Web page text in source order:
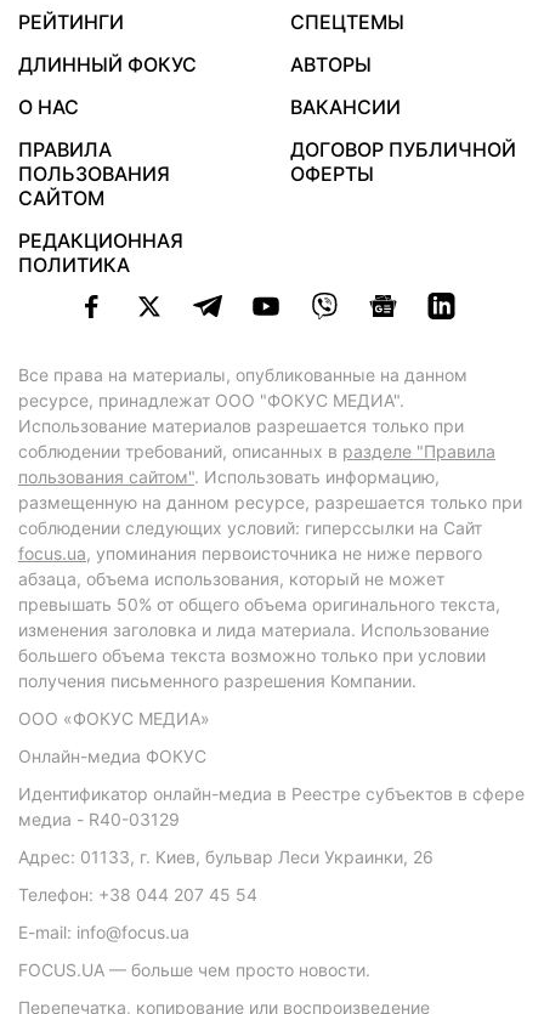
РЕЙТИНГИ
СПЕЦТЕМЫ
ДЛИННЫЙ ФОКУС
АВТОРЫ
О НАС
ВАКАНСИИ
ПРАВИЛА
ПОЛЬЗОВАНИЯ
САЙТОМ
ДОГОВОР ПУБЛИЧНОЙ
ОФЕРТЫ
РЕДАКЦИОННАЯ
ПОЛИТИКА
Все права на материалы, опубликованные на данном
ресурсе, принадлежат ООО "ФОКУС МЕДИА".
Использование материалов разрешается только при
соблюдении требований, описанных в разделе "Правила
пользования сайтом". Использовать информацию,
размещенную на данном ресурсе, разрешается только при
соблюдении следующих условий: гиперссылки на Сайт
focus.ua, упоминания первоисточника не ниже первого
абзаца, объема использования, который не может
превышать 50% от общего объема оригинального текста,
изменения заголовка и лида материала. Использование
большего объема текста возможно только при условии
получения письменного разрешения Компании.
ООО «ФОКУС МЕДИА»
Онлайн-медиа ФОКУС
Идентификатор онлайн-медиа в Реестре субъектов в сфере
медиа - R40-03129
Адрес: 01133, г. Киев, бульвар Леси Украинки, 26
Телефон: +38 044 207 45 54
E-mail: info@focus.ua
FOCUS.UA — больше чем просто новости.
Перепечатка, копирование или воспроизведение